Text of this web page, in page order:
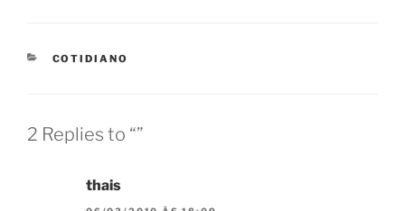
CATEGORIES
COTIDIANO
2 Replies to “”
thais